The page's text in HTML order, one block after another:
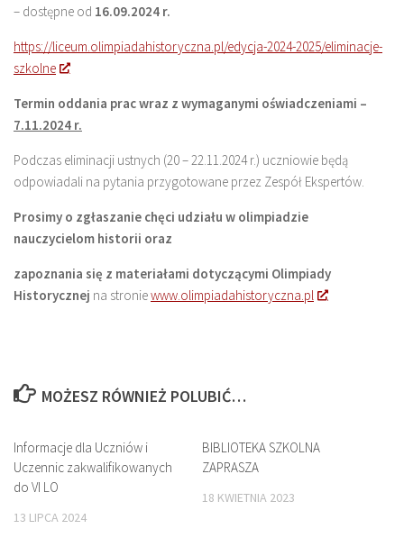
– dostępne od 16.09.2024 r.
https://liceum.olimpiadahistoryczna.pl/edycja-2024-2025/eliminacje-
szkolne
Termin oddania prac wraz z wymaganymi oświadczeniami –
7.11.2024 r.
Podczas eliminacji ustnych (20 – 22.11.2024 r.) uczniowie będą
odpowiadali na pytania przygotowane przez Zespół Ekspertów.
Prosimy o zgłaszanie chęci udziału w olimpiadzie
nauczycielom historii oraz
zapoznania się z materiałami dotyczącymi Olimpiady
Historycznej na stroniewww.olimpiadahistoryczna.pl .
MOŻESZ RÓWNIEŻ POLUBIĆ…
Informacje dla Uczniów i
Uczennic zakwalifikowanych
do VI LO
13 LIPCA 2024
BIBLIOTEKA SZKOLNA
ZAPRASZA
18 KWIETNIA 2023